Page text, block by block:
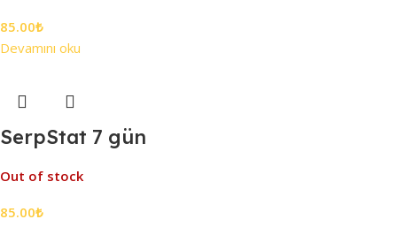
85.00₺
Devamını oku
SerpStat 7 gün
Out of stock
85.00₺